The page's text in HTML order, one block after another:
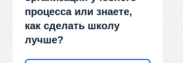
процесса или знаете,
как сделать школу
лучше?